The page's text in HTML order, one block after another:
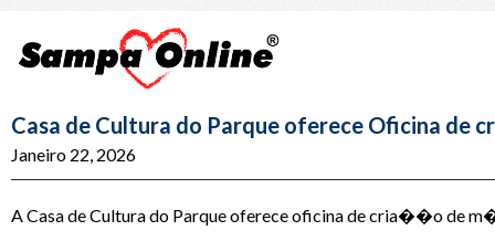
Casa de Cultura do Parque oferece Oficina
Janeiro 22, 2026
A Casa de Cultura do Parque oferece oficina de cria��o de